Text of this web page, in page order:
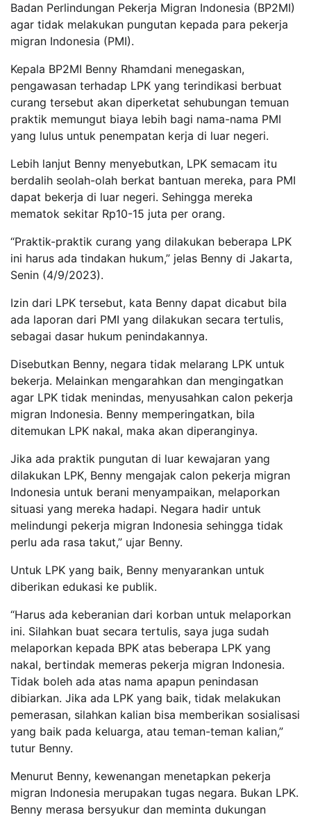
Badan Perlindungan Pekerja Migran Indonesia (BP2MI)
agar tidak melakukan pungutan kepada para pekerja
migran Indonesia (PMI).
Kepala BP2MI Benny Rhamdani menegaskan,
pengawasan terhadap LPK yang terindikasi berbuat
curang tersebut akan diperketat sehubungan temuan
praktik memungut biaya lebih bagi nama-nama PMI
yang lulus untuk penempatan kerja di luar negeri.
Lebih lanjut Benny menyebutkan, LPK semacam itu
berdalih seolah-olah berkat bantuan mereka, para PMI
dapat bekerja di luar negeri. Sehingga mereka
mematok sekitar Rp10-15 juta per orang.
“Praktik-praktik curang yang dilakukan beberapa LPK
ini harus ada tindakan hukum,” jelas Benny di Jakarta,
Senin (4/9/2023).
Izin dari LPK tersebut, kata Benny dapat dicabut bila
ada laporan dari PMI yang dilakukan secara tertulis,
sebagai dasar hukum penindakannya.
Disebutkan Benny, negara tidak melarang LPK untuk
bekerja. Melainkan mengarahkan dan mengingatkan
agar LPK tidak menindas, menyusahkan calon pekerja
migran Indonesia. Benny memperingatkan, bila
ditemukan LPK nakal, maka akan diperanginya.
​​​​​​​Jika ada praktik pungutan di luar kewajaran yang
dilakukan LPK, Benny mengajak calon pekerja migran
Indonesia untuk berani menyampaikan, melaporkan
situasi yang mereka hadapi. Negara hadir untuk
melindungi pekerja migran Indonesia sehingga tidak
perlu ada rasa takut,” ujar Benny.
Untuk LPK yang baik, Benny menyarankan untuk
diberikan edukasi ke publik.
“Harus ada keberanian dari korban untuk melaporkan
ini. Silahkan buat secara tertulis, saya juga sudah
melaporkan kepada BPK atas beberapa LPK yang
nakal, bertindak memeras pekerja migran Indonesia.
Tidak boleh ada atas nama apapun penindasan
dibiarkan. Jika ada LPK yang baik, tidak melakukan
pemerasan, silahkan kalian bisa memberikan sosialisasi
yang baik pada keluarga, atau teman-teman kalian,”
tutur Benny.
​​​​​​​Menurut Benny, kewenangan menetapkan pekerja
migran Indonesia merupakan tugas negara. Bukan LPK.
Benny merasa bersyukur dan meminta dukungan